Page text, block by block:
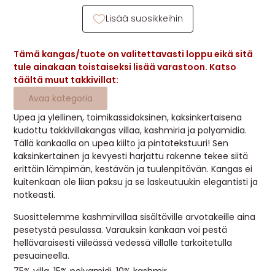
OHJEITA
USEIN KYSYTTYÄ
OTA YHTEYTTÄ
Tämä kangas/tuote on valitettavasti loppu eikä sitä
tule ainakaan toistaiseksi lisää varastoon. Katso
täältä muut takkivillat:
Avaa kategoria
Upea ja ylellinen, toimikassidoksinen, kaksinkertaisena
kudottu takkivillakangas villaa, kashmiria ja polyamidia.
Tällä kankaalla on upea kiilto ja pintatekstuuri! Sen
kaksinkertainen ja kevyesti harjattu rakenne tekee siitä
erittäin lämpimän, kestävän ja tuulenpitävän. Kangas ei
kuitenkaan ole liian paksu ja se laskeutuukin elegantisti ja
notkeasti.
Suosittelemme kashmirvillaa sisältäville arvotakeille aina
pesetystä pesulassa. Varauksin kankaan voi pestä
hellävaraisesti viileässä vedessä villalle tarkoitetulla
pesuaineella.
Lisää suosikkeihin